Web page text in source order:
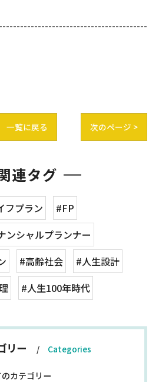
一覧に戻る 次のページ >
連タグ
フプラン
#FP
ンシャルプランナー
#高齢社会
#人生設計
#人生100年時代
リー Categories
カテゴリー